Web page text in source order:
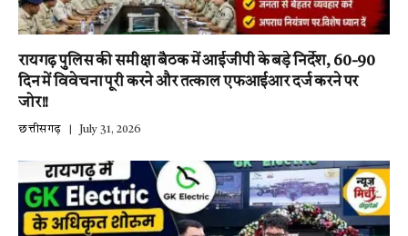
रायगढ़ पुलिस की समीक्षा बैठक में आईजीपी के बड़े निर्देश, 60-90
दिन में विवेचना पूरी करने और तत्काल एफआईआर दर्ज करने पर
जोर!!
छत्तीसगढ़ July 31, 2026